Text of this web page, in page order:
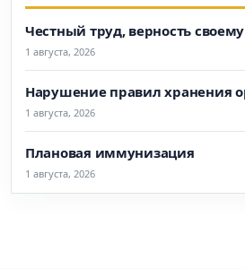
Честный труд, верность
1 августа, 2026
Нарушение правил хранения
1 августа, 2026
Плановая иммунизация
1 августа, 2026